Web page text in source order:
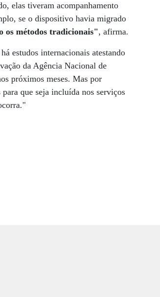
elas tiveram acompanhamento
se o dispositivo havia migrado
os métodos tradicionais", afirma.
estudos internacionais atestando
da Agência Nacional de
próximos meses. Mas por
que seja incluída nos serviços